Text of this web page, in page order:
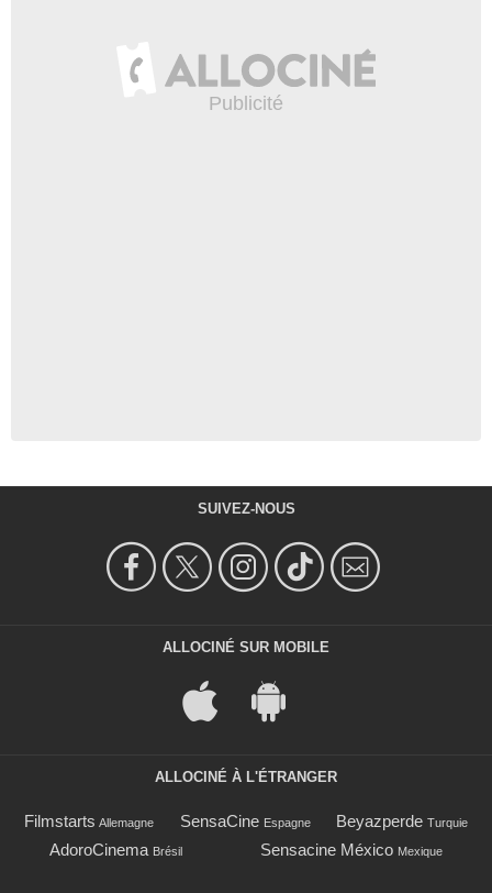
SUIVEZ-NOUS
ALLOCINÉ SUR MOBILE
ALLOCINÉ À L'ÉTRANGER
Filmstarts Allemagne SensaCine Espagne Beyazperde Turquie
AdoroCinema Brésil Sensacine México Mexique